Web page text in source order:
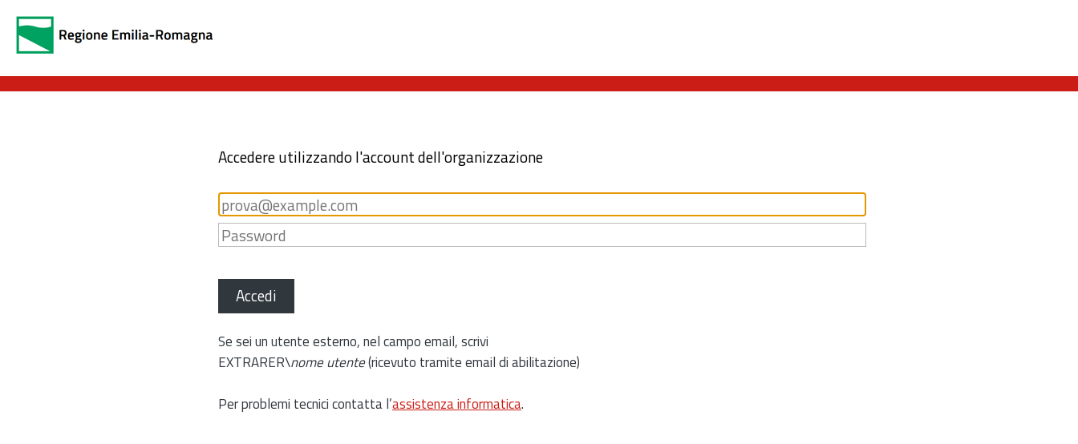
Accedere utilizzando l'account dell'organizzazione
Accedi
Se sei un utente esterno, nel campo email, scrivi
EXTRARER\nome utente(ricevuto tramite email di abilitazione)
Per problemi tecnici contatta l’assistenza informatica.